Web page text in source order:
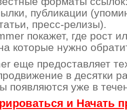
публикации
пресс-релизы).
покажет, где рост
которые нужно
еще предоставляет
в десятки
появляются уже в
и Начать